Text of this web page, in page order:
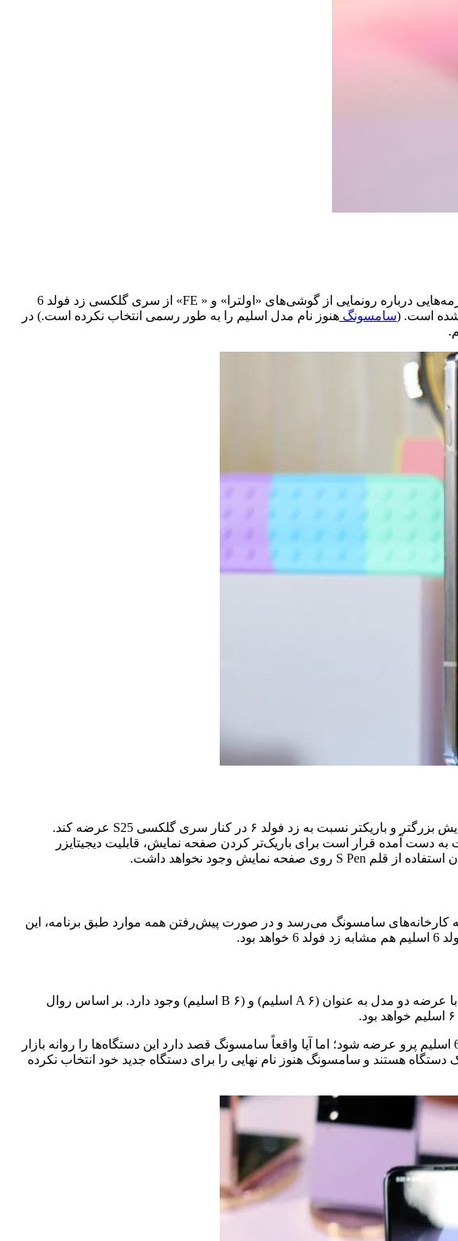
کمتر از دو ماه تا مراسم رونمایی از مدل‌های جدید گلکسی زد فولد ۶ و زد فلیپ ۶ سامسونگ باقی مانده و در کنار آن زمزمه‌هایی درباره رونمایی از گوشی‌های «اولترا» و « FE» از سری گلکسی زد فولد 6
سامسونگ هنوز نام مدل‌ اسلیم را به طور رسمی انتخاب نکرده است.) در
با توجه به خبرهای منتشر شده، سامسونگ قرار است در اوایل سال ۲۰۲۵ گوشی گلکسی زد فولد 6 اسلیم را با صفحه نمایش بزرگتر و باریکتر نسبت به زد فولد ۶ در کنار سری گلکسی S25 عرضه کند.
آمده قرار است برای باریک‌تر کردن صفحه نمایش، قابلیت دیجیتایزر
سری از پنل‌های تاشوی مورد استفاده برای ساخت گلکسی زد فولد 6 اسلیم /اولترا در سه ماهه چهارم سال ۲۰۲۴ به کارخانه‌های سامسونگ می‌رسد و در صورت پیش‌رفتن همه موارد طبق برنامه، این
هنوز اطلاعات دقیقی در رابطه با نام گذاری مدل‌های فولد ۶ وجود ندارد. طبق اطلاعات به دست آمده، شایعاتی در رابطه با عرضه‌ دو مدل به عنوان (A ۶ اسلیم) و (‌B ۶ اسلیم) وجود دارد. بر اساس روال
شاید به نظر جالب باشد اما در این میان به مدل (A ۶ اسلیم پرو) هم اشاره شده که احتمالا گوشی به نام گلکسی زد فولد 6 اسلیم پرو عرضه شود؛ اما آیا واقعاً سامسونگ قصد دارد این دستگاه‌ها را روانه بازار
گمانه‌زنی‌ها، گلکسی زد فولد 6 اسلیم، زد فولد ۶ اسلیم پرو و زد فولد ۶ اولترا همگی یک دستگاه هستند و سامسونگ هنوز نام نهایی را برای دستگاه جدید خود انتخاب نکرده